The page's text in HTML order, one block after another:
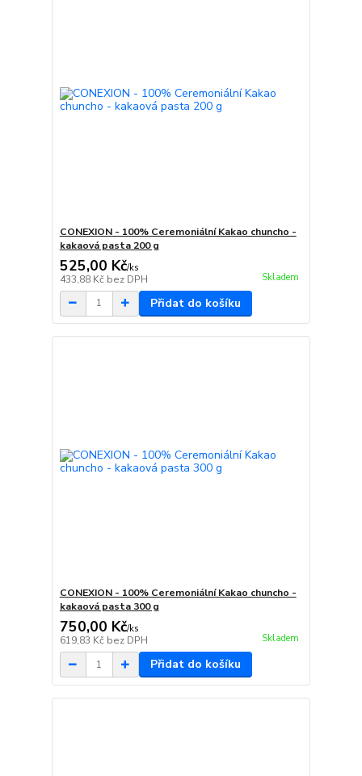
CONEXION - 100% Ceremoniální Kakao chuncho -
kakaová pasta 200 g
525,00 Kč/ks
433,88 Kč bez DPH Skladem
Přidat do košíku
CONEXION - 100% Ceremoniální Kakao chuncho -
kakaová pasta 300 g
750,00 Kč/ks
619,83 Kč bez DPH Skladem
Přidat do košíku